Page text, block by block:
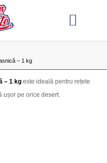
– 1 kg
– 1 kg este ideală pentru rețete
ușor pe orice desert.